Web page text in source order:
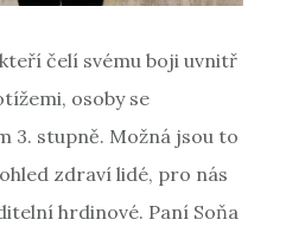
čelí svému boji uvnitř
osoby se
3. stupně. Možná jsou to
zdraví lidé, pro nás
hrdinové. Paní Soňa